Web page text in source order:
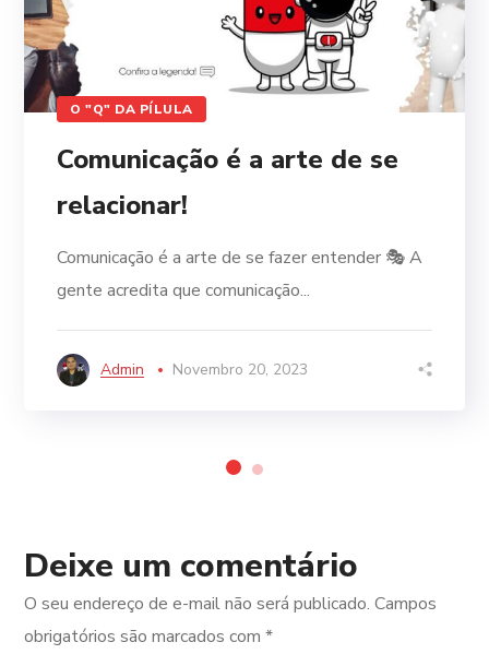
O "Q" DA PÍLULA
Comunicação é a arte de se
relacionar!
Comunicação é a arte de se fazer entender 🎭 A
gente acredita que comunicação...
Admin Novembro 20, 2023
Deixe um comentário
O seu endereço de e-mail não será publicado. Campos
obrigatórios são marcados com*